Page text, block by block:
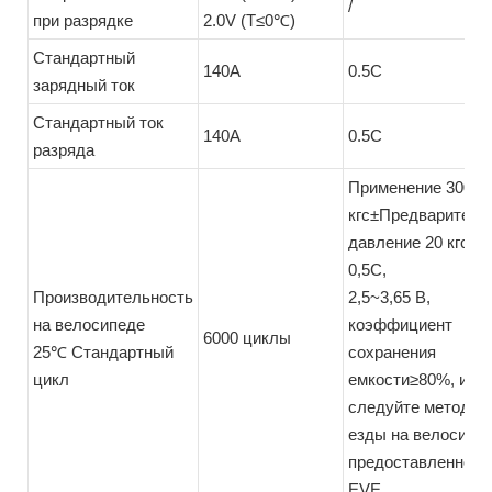
при разрядке
2.0V (T≤0℃)
/
Стандартный
зарядный ток
140A 0.5C
Стандартный ток
разряда
140A 0.5C
Производительность
на велосипеде
25℃ Стандартный
цикл
6000 циклы
Применение 300
давление 20 кгс,
0,5C,
2,5~3,65 В,
коэффициент
сохранения
емкости≥80%, или
следуйте методу
езды на
предоставленному